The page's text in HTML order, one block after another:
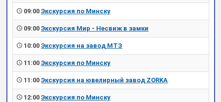
09:00 Экскурсия по Минску
09:00 Экскурсия Мир - Несвиж в замки
10:00 Экскурсия на завод МТЗ
11:00 Экскурсия по Минску
11:00 Экскурсия на ювелирный завод ZORKA
12:00 Экскурсия по Минску